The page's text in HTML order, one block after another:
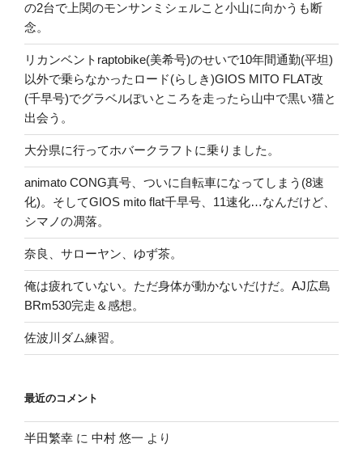
の2台で上関のモンサンミシェルこと小山に向かうも断
念。
リカンベントraptobike(美希号)のせいで10年間通勤(平坦)
以外で乗らなかったロード(らしき)GIOS MITO FLAT改
(千早号)でグラベルぽいところを走ったら山中で黒い猫と
出会う。
大分県に行ってホバークラフトに乗りました。
animato CONG真号、ついに自転車になってしまう(8速
化)。そしてGIOS mito flat千早号、11速化…なんだけど、
シマノの凋落。
奈良、サローヤン、ゆず茶。
俺は疲れていない。ただ身体が動かないだけだ。AJ広島
BRm530完走＆感想。
佐波川ダム練習。
最近のコメント
半田繁幸 に 中村 悠一 より